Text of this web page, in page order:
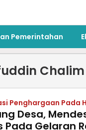
Pemerintahan
Chalim
Penghargaan Pada
Desa,
Pada Gelaran